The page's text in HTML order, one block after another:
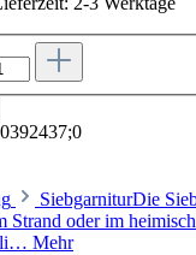
SiebgarniturDie
Strand oder im
Mehr